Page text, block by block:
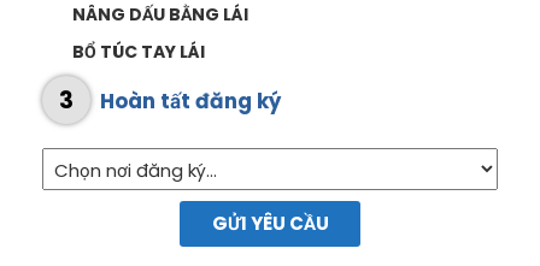
NÂNG DẤU BẰNG LÁI
BỔ TÚC TAY LÁI
3 Hoàn tất đăng ký
GỬI YÊU CẦU